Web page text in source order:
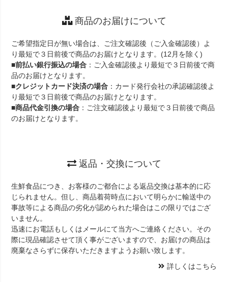
商品のお届けについて
ご希望指定日が無い場合は、ご注文確認後（ご入金確認後）よ
り最短で３日前後で商品のお届けとなります。(12月を除く)
■前払い銀行振込の場合 ：ご入金確認後より最短で３日前後で商
品のお届けとなります。
■クレジットカード決済の場合 ：カード発行会社の承認確認後よ
り最短で３日前後で商品のお届けとなります。
■商品代金引換の場合 ：ご注文確認後より最短で３日前後で商品
のお届けとなります。
返品・交換について
生鮮食品につき、お客様のご都合による返品交換は基本的に応
じられません。但し、商品着荷時点において明らかに輸送中の
事故等による商品の劣化が認められた場合はこの限りではござ
いません。
迅速にお電話もしくはメールにて当方へご連絡ください。その
際に現品確認させて頂く事がございますので、お届けの商品は
廃棄なさらずに保存いただきますようお願い致します。
詳しくはこちら